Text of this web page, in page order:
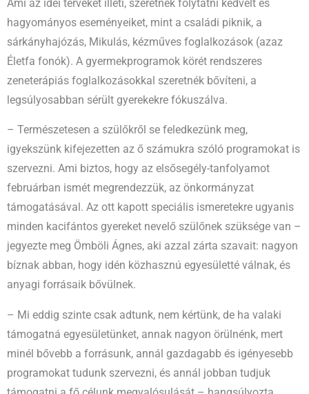
Ami az idei terveket illeti, szeretnék folytatni kedvelt és
hagyományos eseményeiket, mint a családi piknik, a
sárkányhajózás, Mikulás, kézműves foglalkozások (azaz
Életfa fonók). A gyermekprogramok körét rendszeres
zeneterápiás foglalkozásokkal szeretnék bővíteni, a
legsúlyosabban sérült gyerekekre fókuszálva.
– Természetesen a szülőkről se feledkezünk meg,
igyekszünk kifejezetten az ő számukra szóló programokat is
szervezni. Ami biztos, hogy az elsősegély-tanfolyamot
februárban ismét megrendezzük, az önkormányzat
támogatásával. Az ott kapott speciális ismeretekre ugyanis
minden kacifántos gyereket nevelő szülőnek szüksége van –
jegyezte meg Ömböli Ágnes, aki azzal zárta szavait: nagyon
bíznak abban, hogy idén közhasznú egyesületté válnak, és
anyagi forrásaik bővülnek.
– Mi eddig szinte csak adtunk, nem kértünk, de ha valaki
támogatná egyesületünket, annak nagyon örülnénk, mert
minél bővebb a forrásunk, annál gazdagabb és igényesebb
programokat tudunk szervezni, és annál jobban tudjuk